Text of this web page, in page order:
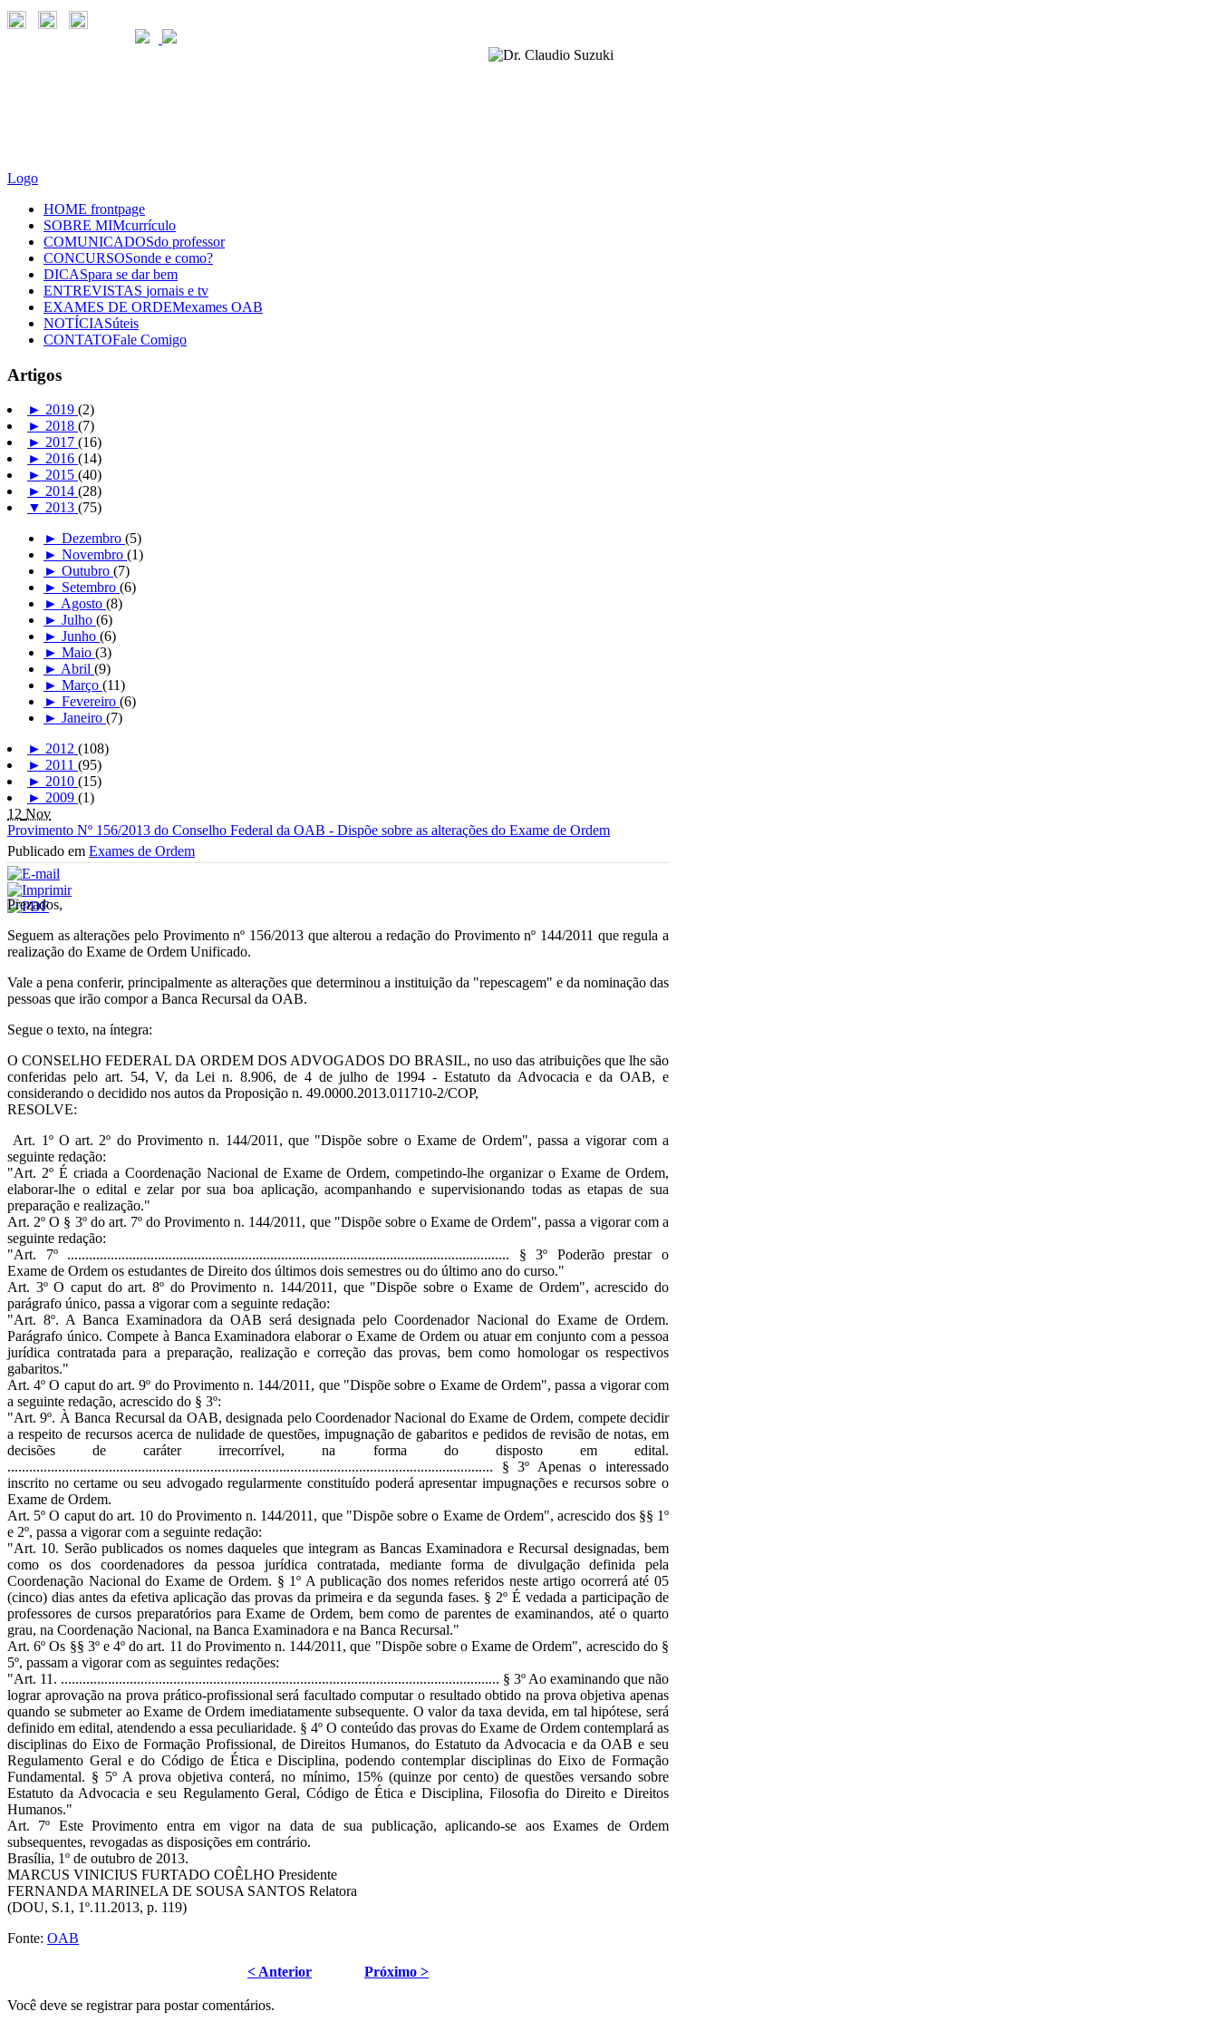
Logo
HOME frontpage
SOBRE MIMcurrículo
COMUNICADOSdo professor
CONCURSOSonde e como?
DICASpara se dar bem
ENTREVISTAS jornais e tv
EXAMES DE ORDEMexames OAB
NOTÍCIASúteis
CONTATOFale Comigo
Artigos
► 2019 (2)
► 2018 (7)
► 2017 (16)
► 2016 (14)
► 2015 (40)
► 2014 (28)
▼ 2013 (75)
► Dezembro (5)
► Novembro (1)
► Outubro (7)
► Setembro (6)
► Agosto (8)
► Julho (6)
► Junho (6)
► Maio (3)
► Abril (9)
► Março (11)
► Fevereiro (6)
► Janeiro (7)
► 2012 (108)
► 2011 (95)
► 2010 (15)
► 2009 (1)
12 Nov
Provimento Nº 156/2013 do Conselho Federal da OAB - Dispõe sobre as alterações do Exame de Ordem
Publicado em Exames de Ordem
Prezados,
Seguem as alterações pelo Provimento nº 156/2013 que alterou a redação do Provimento nº 144/2011 que regula a
realização do Exame de Ordem Unificado.
Vale a pena conferir, principalmente as alterações que determinou a instituição da "repescagem" e da nominação das
pessoas que irão compor a Banca Recursal da OAB.
Segue o texto, na íntegra:
O CONSELHO FEDERAL DA ORDEM DOS ADVOGADOS DO BRASIL, no uso das atribuições que lhe são
conferidas pelo art. 54, V, da Lei n. 8.906, de 4 de julho de 1994 - Estatuto da Advocacia e da OAB, e
considerando o decidido nos autos da Proposição n. 49.0000.2013.011710-2/COP,
RESOLVE:
Art. 1º O art. 2º do Provimento n. 144/2011, que "Dispõe sobre o Exame de Ordem", passa a vigorar com a
seguinte redação:
"Art. 2º É criada a Coordenação Nacional de Exame de Ordem, competindo-lhe organizar o Exame de Ordem,
elaborar-lhe o edital e zelar por sua boa aplicação, acompanhando e supervisionando todas as etapas de sua
preparação e realização."
Art. 2º O § 3º do art. 7º do Provimento n. 144/2011, que "Dispõe sobre o Exame de Ordem", passa a vigorar com a
seguinte redação:
"Art. 7º .......................................................................................................................... § 3º Poderão prestar o
Exame de Ordem os estudantes de Direito dos últimos dois semestres ou do último ano do curso."
Art. 3º O caput do art. 8º do Provimento n. 144/2011, que "Dispõe sobre o Exame de Ordem", acrescido do
parágrafo único, passa a vigorar com a seguinte redação:
"Art. 8º. A Banca Examinadora da OAB será designada pelo Coordenador Nacional do Exame de Ordem.
Parágrafo único. Compete à Banca Examinadora elaborar o Exame de Ordem ou atuar em conjunto com a pessoa
jurídica contratada para a preparação, realização e correção das provas, bem como homologar os respectivos
gabaritos."
Art. 4º O caput do art. 9º do Provimento n. 144/2011, que "Dispõe sobre o Exame de Ordem", passa a vigorar com
a seguinte redação, acrescido do § 3º:
"Art. 9º. À Banca Recursal da OAB, designada pelo Coordenador Nacional do Exame de Ordem, compete decidir
a respeito de recursos acerca de nulidade de questões, impugnação de gabaritos e pedidos de revisão de notas, em
decisões de caráter irrecorrível, na forma do disposto em edital.
...................................................................................................................................... § 3º Apenas o interessado
inscrito no certame ou seu advogado regularmente constituído poderá apresentar impugnações e recursos sobre o
Exame de Ordem.
Art. 5º O caput do art. 10 do Provimento n. 144/2011, que "Dispõe sobre o Exame de Ordem", acrescido dos §§ 1º
e 2º, passa a vigorar com a seguinte redação:
"Art. 10. Serão publicados os nomes daqueles que integram as Bancas Examinadora e Recursal designadas, bem
como os dos coordenadores da pessoa jurídica contratada, mediante forma de divulgação definida pela
Coordenação Nacional do Exame de Ordem. § 1º A publicação dos nomes referidos neste artigo ocorrerá até 05
(cinco) dias antes da efetiva aplicação das provas da primeira e da segunda fases. § 2º É vedada a participação de
professores de cursos preparatórios para Exame de Ordem, bem como de parentes de examinandos, até o quarto
grau, na Coordenação Nacional, na Banca Examinadora e na Banca Recursal."
Art. 6º Os §§ 3º e 4º do art. 11 do Provimento n. 144/2011, que "Dispõe sobre o Exame de Ordem", acrescido do §
5º, passam a vigorar com as seguintes redações:
"Art. 11. ......................................................................................................................... § 3º Ao examinando que não
lograr aprovação na prova prático-profissional será facultado computar o resultado obtido na prova objetiva apenas
quando se submeter ao Exame de Ordem imediatamente subsequente. O valor da taxa devida, em tal hipótese, será
definido em edital, atendendo a essa peculiaridade. § 4º O conteúdo das provas do Exame de Ordem contemplará as
disciplinas do Eixo de Formação Profissional, de Direitos Humanos, do Estatuto da Advocacia e da OAB e seu
Regulamento Geral e do Código de Ética e Disciplina, podendo contemplar disciplinas do Eixo de Formação
Fundamental. § 5º A prova objetiva conterá, no mínimo, 15% (quinze por cento) de questões versando sobre
Estatuto da Advocacia e seu Regulamento Geral, Código de Ética e Disciplina, Filosofia do Direito e Direitos
Humanos."
Art. 7º Este Provimento entra em vigor na data de sua publicação, aplicando-se aos Exames de Ordem
subsequentes, revogadas as disposições em contrário.
Brasília, 1º de outubro de 2013.
MARCUS VINICIUS FURTADO COÊLHO Presidente
FERNANDA MARINELA DE SOUSA SANTOS Relatora
(DOU, S.1, 1º.11.2013, p. 119)
Fonte: OAB
< Anterior Próximo >
Você deve se registrar para postar comentários.